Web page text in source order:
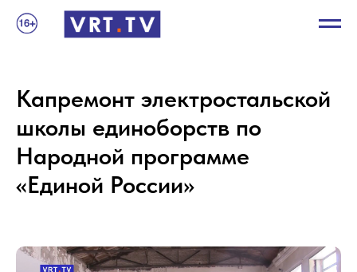
Капремонт электростальской
школы единоборств по
Народной программе
«Единой России»